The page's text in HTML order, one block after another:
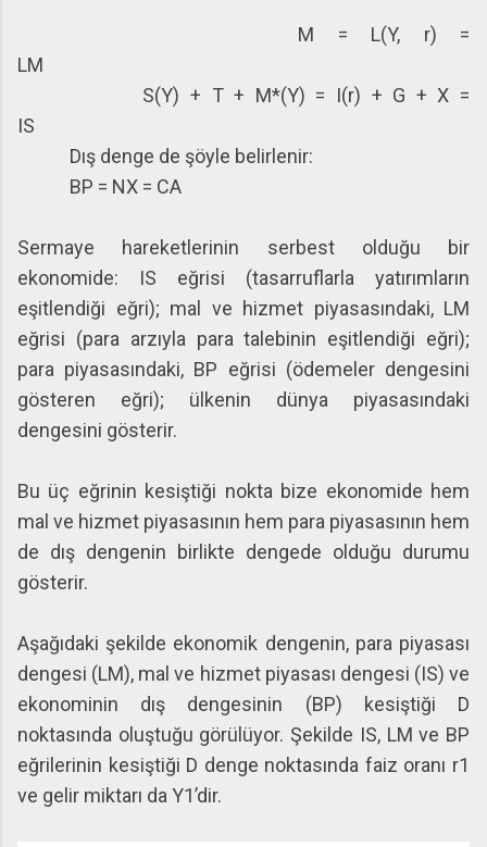
M = L(Y, r) =
LM
S(Y) + T + M*(Y) = I(r) + G + X =
IS
Dış denge de şöyle belirlenir:
BP = NX = CA
Sermaye hareketlerinin serbest olduğu bir
ekonomide: IS eğrisi (tasarruflarla yatırımların
eşitlendiği eğri); mal ve hizmet piyasasındaki, LM
eğrisi (para arzıyla para talebinin eşitlendiği eğri);
para piyasasındaki, BP eğrisi (ödemeler dengesini
gösteren eğri); ülkenin dünya piyasasındaki
dengesini gösterir.
Bu üç eğrinin kesiştiği nokta bize ekonomide hem
mal ve hizmet piyasasının hem para piyasasının hem
de dış dengenin birlikte dengede olduğu durumu
gösterir.
Aşağıdaki şekilde ekonomik dengenin, para piyasası
dengesi (LM), mal ve hizmet piyasası dengesi (IS) ve
ekonominin dış dengesinin (BP) kesiştiği D
noktasında oluştuğu görülüyor. Şekilde IS, LM ve BP
eğrilerinin kesiştiği D denge noktasında faiz oranı r1
ve gelir miktarı da Y1’dir.